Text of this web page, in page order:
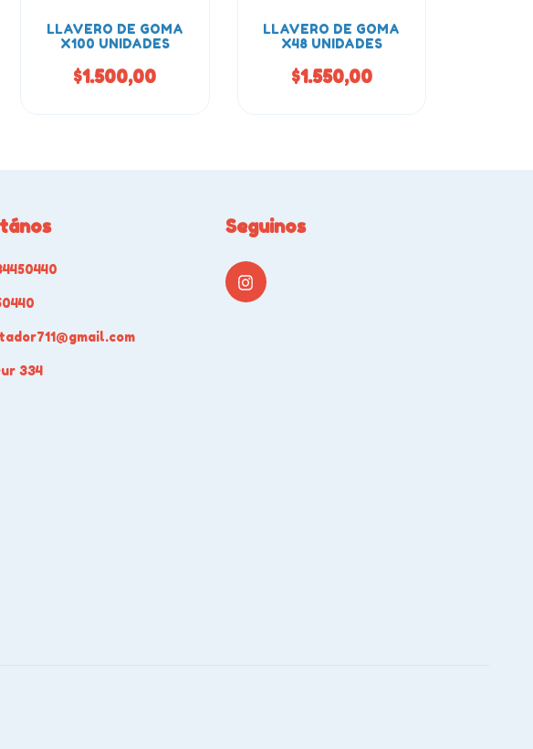
LLAVERO DE GOMA
X100 UNIDADES
$1.500,00
LLAVERO DE GOMA
X48 UNIDADES
$1.550,00
334
Seguinos